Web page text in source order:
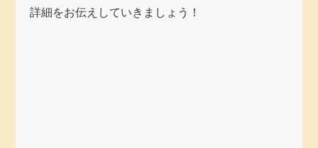
詳細をお伝えしていきましょう！